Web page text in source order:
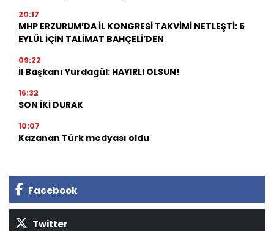
20:17
MHP ERZURUM’DA İL KONGRESİ TAKVİMİ NETLEŞTİ: 5
EYLÜL İÇİN TALİMAT BAHÇELİ’DEN
09:22
İl Başkanı Yurdagül: HAYIRLI OLSUN!
16:32
SON İKİ DURAK
10:07
Kazanan Türk medyası oldu
Facebook
Twitter